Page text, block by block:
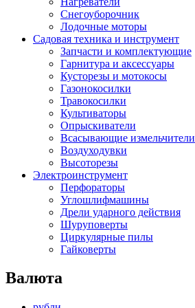
Снегоуборочник
Лодочные моторы
Садовая техника и инструмент
Запчасти и комплектующие
Гарнитура и аксессуары
Кусторезы и мотокосы
Газонокосилки
Травокосилки
Культиваторы
Опрыскиватели
Всасывающие измельчители
Воздуходувки
Высоторезы
Электроинструмент
Перфораторы
Углошлифмашины
Дрели ударного действия
Шуруповерты
Циркулярные пилы
Гайковерты
Валюта